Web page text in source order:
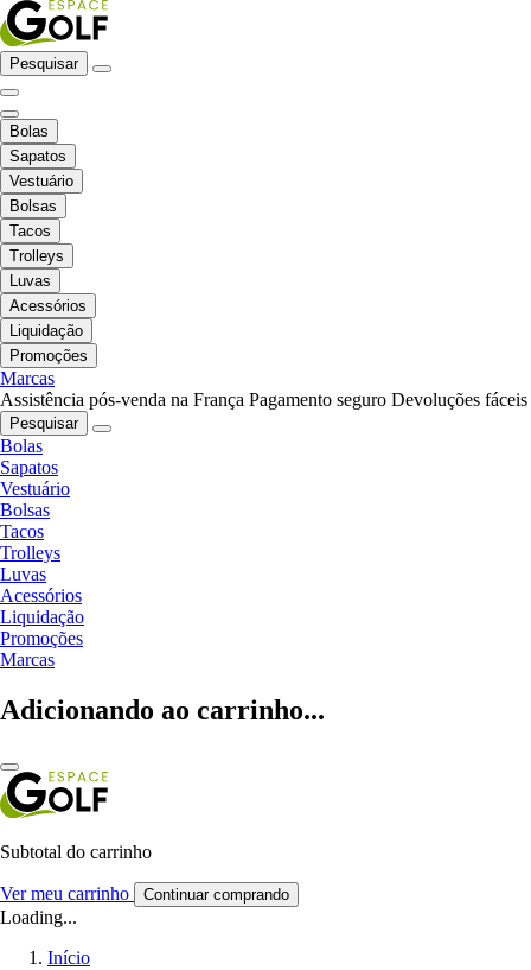
Pesquisar
Bolas
Sapatos
Vestuário
Bolsas
Tacos
Trolleys
Luvas
Acessórios
Liquidação
Promoções
Marcas
Assistência pós-venda na França Pagamento seguro Devoluções fáceis
Pesquisar
Bolas
Sapatos
Vestuário
Bolsas
Tacos
Trolleys
Luvas
Acessórios
Liquidação
Promoções
Marcas
Adicionando ao carrinho...
Subtotal do carrinho
Ver meu carrinho Continuar comprando
Loading...
Início